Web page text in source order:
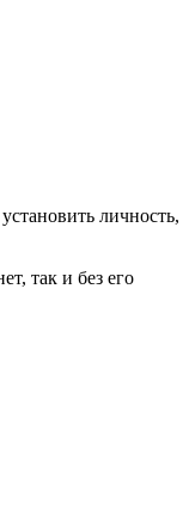
личность,
так и без его